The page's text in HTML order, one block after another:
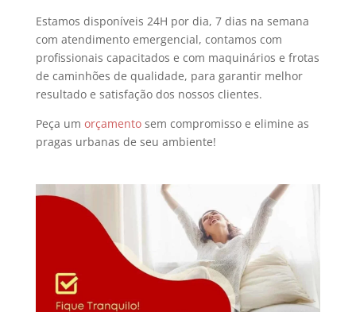
Estamos disponíveis 24H por dia, 7 dias na semana
com atendimento emergencial, contamos com
profissionais capacitados e com maquinários e frotas
de caminhões de qualidade, para garantir melhor
resultado e satisfação dos nossos clientes.
Peça um orçamento sem compromisso e elimine as
pragas urbanas de seu ambiente!